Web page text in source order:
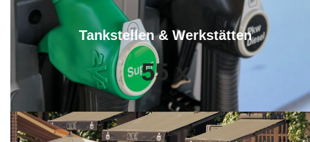
Tankstellen & Werkstätten
55 x